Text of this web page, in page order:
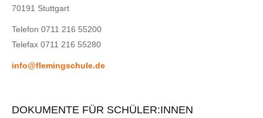
70191 Stuttgart
Telefon 0711 216 55200
Telefax 0711 216 55280
info@flemingschule.de
DOKUMENTE FÜR SCHÜLER:INNEN